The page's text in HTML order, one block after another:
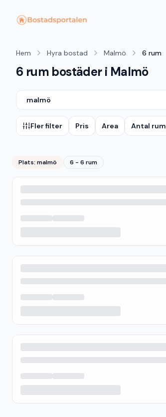
Hem Hyra bostad Malmö 6 rum
6 rum bostäder i Malmö
malmö
Fler filter Pris Area Antal rum
Plats: malmö 6 - 6 rum